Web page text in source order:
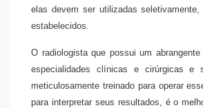
elas devem ser utilizadas
estabelecidos.
O radiologista que possui um
especialidades clínicas e cirúrgicas e
meticulosamente treinado para operar
para interpretar seus resultados, é o